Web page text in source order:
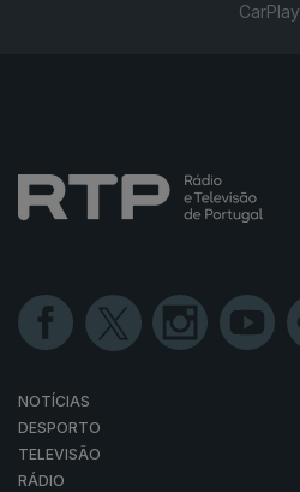
CarPlay
NOTÍCIAS
DESPORTO
TELEVISÃO
RÁDIO